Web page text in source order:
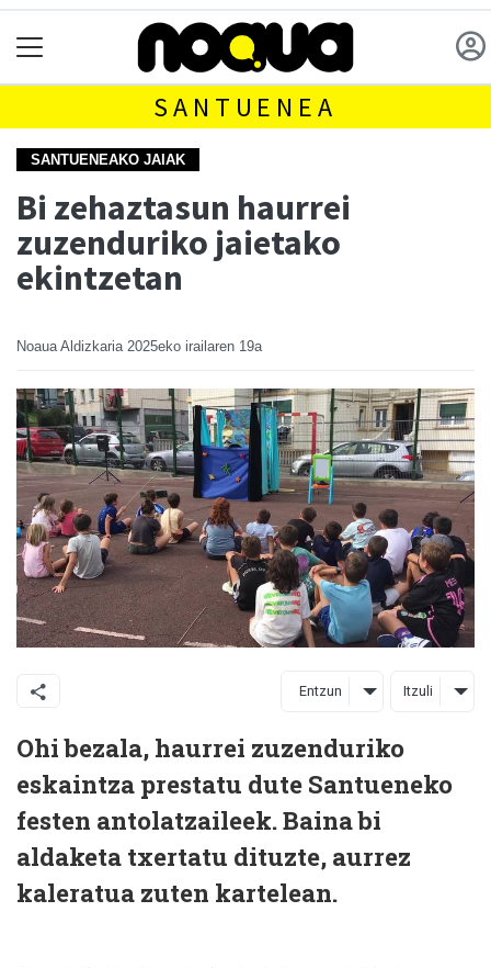
SANTUENEA
SANTUENEAKO JAIAK
Bi zehaztasun haurrei
zuzenduriko jaietako
ekintzetan
Noaua Aldizkaria 2025eko irailaren 19a
Entzun Itzuli
Ohi bezala, haurrei zuzenduriko
eskaintza prestatu dute Santueneko
festen antolatzaileek. Baina bi
aldaketa txertatu dituzte, aurrez
kaleratua zuten kartelean.